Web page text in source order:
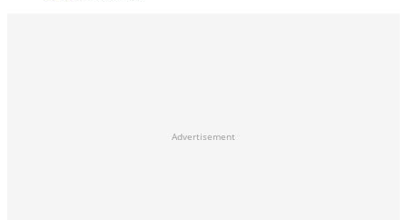
Advertisement